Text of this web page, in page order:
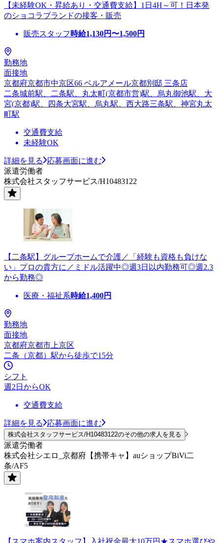
【未経験OK・昇給あり・交通費支給】1日4H～可！日本発
のショコラブランドの接客・販売
販売スタッフ 時給1,130円〜1,500円
勤務地
面接地
京都府京都市中京区66 ベルアメール京都別邸 三条店
二条城前駅、二条駅、丸太町(京都市営)駅、烏丸御池駅、大
宮(京都)駅、四条大宮駅、烏丸駅、西大路三条駅、神宮丸太
町駅
交通費支給
未経験OK
詳細を見る
応募画面に進む
派遣労働者
株式会社スタッフサービス/H10483122
【二条駅】グループホームで介護／「経験も資格も負けな
い」プロの貴方に／ミドル活躍中◎週3日以内勤務可◎週2.3
から勤務◎
医療・福祉系時給1,400円
勤務地
面接地
京都府京都市上京区
二条（京都）駅から徒歩で15分
シフト
週2日からOK
交通費支給
詳細を見る 応募画面に進む
株式会社スタッフサービス/H10483122のその他の求人を見る
派遣労働者
株式会社シエロ_京都府【携帯キャ】auショップBiVi二
条/AF5
【スマホ案内スタッフ】入社祝金最大10万円★スマホ選びや